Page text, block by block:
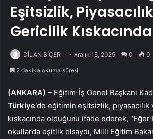
Eşitsizlik,
Gericilik Kıskacında
DİLAN BİÇER Aralık 15, 2025 0 0
2 dakika okuma süresi
(ANKARA) – Eğitim-İş Genel Başkanı
Türkiye‘de eğitimin eşitsizlik,
kıskacında olduğunu ifade ederek,
okullarda eşitlik olsaydı, Milli Eğitim